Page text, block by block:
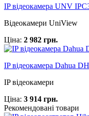
IP відеокамера UNV
Відеокамери UniView
Ціна: 2 982 грн.
IP відеокамера Dahua
IP відеокамери
Ціна: 3 914 грн.
Рекомендовані товари